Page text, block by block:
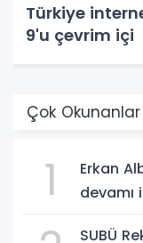
Türkiye
9'u çevrim içi
Çok Okunanlar
1
Erkan
SUBÜ